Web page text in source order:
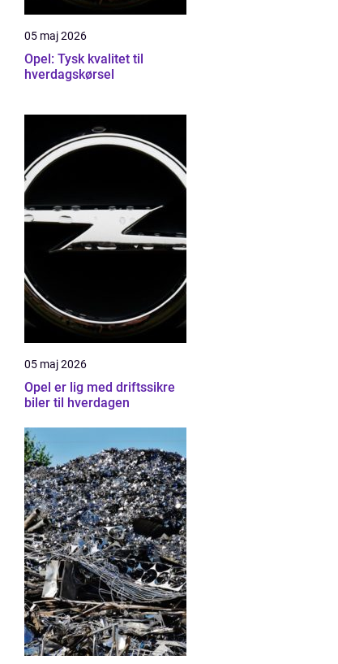
05 maj 2026
Opel: Tysk kvalitet til
hverdagskørsel
05 maj 2026
Opel er lig med driftssikre
biler til hverdagen